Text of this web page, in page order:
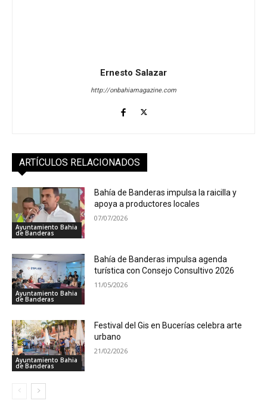
Ernesto Salazar
http://onbahiamagazine.com
ARTÍCULOS RELACIONADOS
Ayuntamiento Bahia
de Banderas
Bahía de Banderas impulsa la raicilla y
apoya a productores locales
07/07/2026
Ayuntamiento Bahia
de Banderas
Bahía de Banderas impulsa agenda
turística con Consejo Consultivo 2026
11/05/2026
Ayuntamiento Bahia
de Banderas
Festival del Gis en Bucerías celebra arte
urbano
21/02/2026